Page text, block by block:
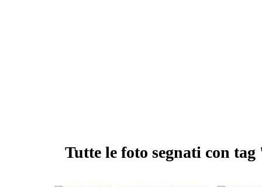
Tutte le foto segnati con